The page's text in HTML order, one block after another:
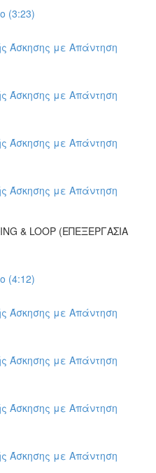
(3:23)
Άσκησης με Απάντηση
Άσκησης με Απάντηση
Άσκησης με Απάντηση
Άσκησης με Απάντηση
& LOOP (ΕΠΕΞΕΡΓΑΣΙΑ
(4:12)
Άσκησης με Απάντηση
Άσκησης με Απάντηση
Άσκησης με Απάντηση
Άσκησης με Απάντηση